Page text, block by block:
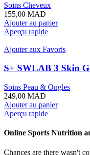
Soins Cheveux
155,00 MAD
Ajouter au panier
Aperçu rapide
Ajouter aux Favoris
S+ SWLAB 3 Skin
Soins Peau & Ongles
249,00 MAD
Ajouter au panier
Aperçu rapide
Online Sports Nutrition
Chances are there wasn't